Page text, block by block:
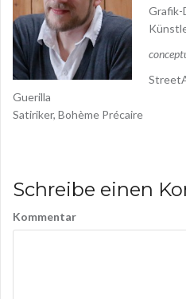
Grafik-
Guerilla
Satiriker, Bohème Précaire
Schreibe einen
Kommentar